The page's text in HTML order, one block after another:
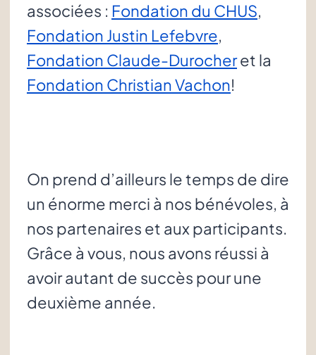
associées : Fondation du CHUS,
Fondation Justin Lefebvre,
Fondation Claude-Durocheret la
Fondation Christian Vachon!
On prend d’ailleurs le temps de dire
un énorme merci à nos bénévoles, à
nos partenaires et aux participants.
Grâce à vous, nous avons réussi à
avoir autant de succès pour une
deuxième année.